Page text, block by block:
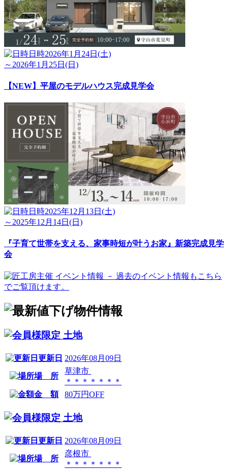
日時2026年1月24日(土)
～2026年1月25日(日)
【NEW】平屋のモデルハウス完成見学会
日時2025年12月13日(土)
～2025年12月14日(日)
『子育て世帯を支える、家事時短が叶うお家』新築完成見学
会
土地
更新日 2026年08月09日
場 所
草津市
＊＊＊＊＊＊＊
金 額
80万円OFF
土地
更新日 2026年08月09日
場 所
彦根市
＊＊＊＊＊＊＊